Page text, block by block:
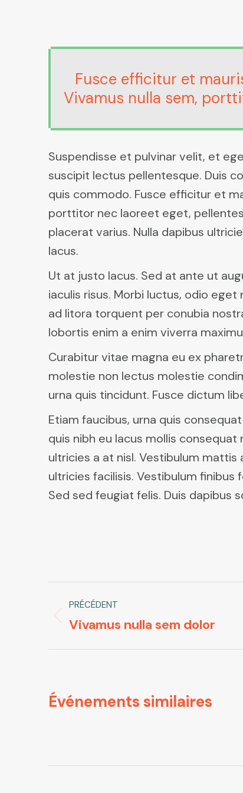
Fusce efficitur et
Vivamus nulla sem,
Suspendisse et pulvinar velit, et
suscipit lectus pellentesque. Duis
quis commodo. Fusce efficitur et
porttitor nec laoreet eget,
placerat varius. Nulla dapibus
lacus.
Ut at justo lacus. Sed at ante ut
iaculis risus. Morbi luctus, odio
ad litora torquent per conubia
lobortis enim a enim viverra
Curabitur vitae magna eu ex
molestie non lectus molestie
urna quis tincidunt. Fusce dictum
Etiam faucibus, urna quis
quis nibh eu lacus mollis
ultricies a at nisl. Vestibulum mattis
ultricies facilisis. Vestibulum
Sed sed feugiat felis. Duis dapibus
Navigation
de
commentaire
PRÉCÉDENT
Onglet
Vivamus nulla sem dolor
Événements similaires